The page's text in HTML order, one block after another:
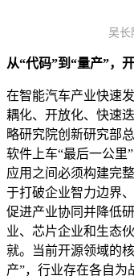
吴长
从“代码”到“量产”，
在智能汽车产业快速
耦化、开放化、快速
略研究院创新研究部
软件上车“最后一公里
应用之间必须构建完
于打破企业智力边界
促进产业协同并降低
业、芯片企业和生态
就。当前开源领域的
产”，行业存在各自为